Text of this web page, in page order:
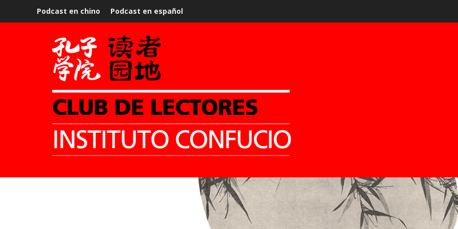
Podcast en chino Podcast en español